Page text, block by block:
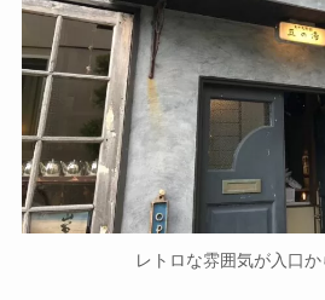
レトロな雰囲気が入口